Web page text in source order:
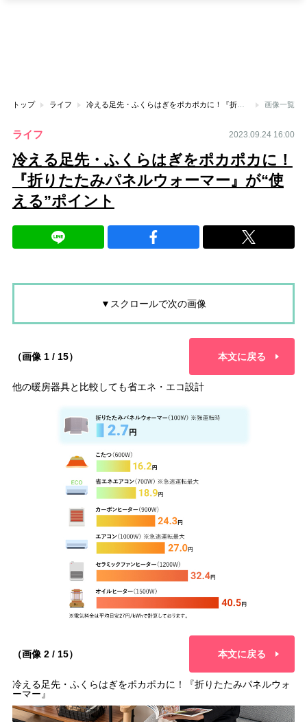
トップ ライフ 冷える足先・ふくらはぎをポカポカに！『折りたたみパネルウォーマー』が“使える”ポイント 画像一覧
ライフ 2023.09.24 16:00
冷える足先・ふくらはぎをポカポカに！
『折りたたみパネルウォーマー』が“使
える”ポイント
▼スクロールで次の画像
（画像 1 / 15） 本文に戻る
他の暖房器具と比較しても省エネ・エコ設計
（画像 2 / 15） 本文に戻る
冷える足先・ふくらはぎをポカポカに！『折りたたみパネルウォ
ーマー』